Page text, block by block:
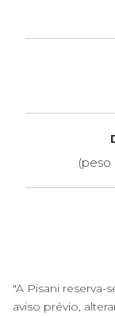
(peso
"A Pisani
aviso prévio,